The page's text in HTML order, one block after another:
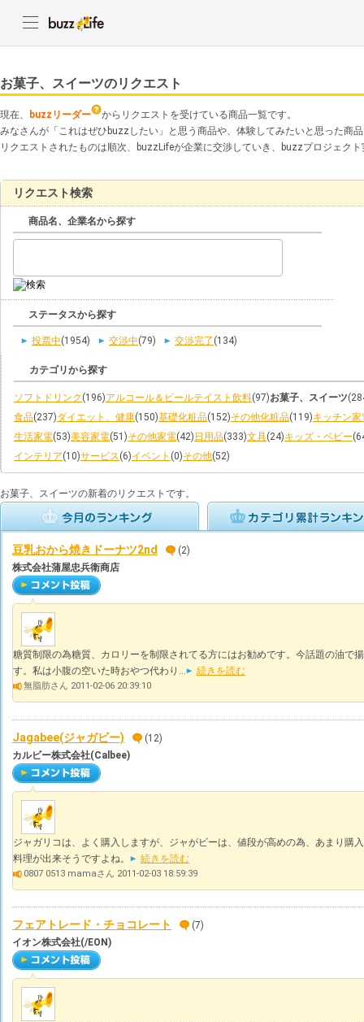
お菓子、スイーツのリクエスト
現在、 buzzリーダー
からリクエストを受けている商品一覧です。
みなさんが「これはぜひbuzzしたい」と思う商品や、体験してみたいと思った商
リクエストされたものは順次、buzzLifeが企業に交渉していき、buzzプロジェク
リクエスト検索
商品名、企業名から探す
ステータスから探す
投票中(1954) 交渉中(79) 交渉完了 (134)
カテゴリから探す
ソフトドリンク (196)アルコール＆ビールテイスト飲料(97)お菓子、スイーツ
食品(237)ダイエット、健康(150)基礎化粧品(152)その他化粧品(119)キッチン家
生活家電(53)美容家電(51)その他家電(42) 日用品(333)文具(24)キッズ・ベビー
インテリア(10)サービス(6)イベント (0)その他(52)
お菓子、スイーツの新着のリクエストです。
豆乳おから焼きドーナツ2nd
(2)
株式会社蒲屋忠兵衛商店
糖質制限の為糖質、カロリーを制限されてる方にはお勧めです。今話題の油で
す。私は小腹の空いた時おやつ代わり...
続きを読む
無脂肪さん 2011-02-06 20:39:10
Jagabee(ジャガビー)
(12)
カルビー株式会社(Calbee)
ジャガリコは、よく購入しますが、ジャがビーは、値段が高めの為、あまり購
料理が出来そうですよね。
続きを読む
0807 0513 mamaさん 2011-02-03 18:59:39
フェアトレード・チョコレート
(7)
イオン株式会社(/EON)